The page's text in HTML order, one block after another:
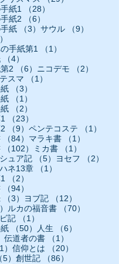
紙1
（28）
紙2
（6）
紙
（3） 3件の記事
サウル （9）
手紙第1
（1）
（4）
2
（6） 6件の記事
ニコデモ （2）
記事
スマ （1）
（3）
（1）
（2）
（23）
（9） 9件の記事
ペンテコステ （1）
（84） 84件の記事
マラキ書 （1）
（102） 102件の記事
ミカ書 （1）
の記事
ュア記 （5） 5件の記事
ヨセフ （2）
の記事
ネ13章 （1）
（2）
（94）
（3） 3件の記事
ヨブ記 （12）
8件の記事
ルカの福音書 （70）
の記事
記 （1）
（50） 50件の記事
人生 （6）
10件の記事
伝道者の書 （1）
） 31件の記事
信仰とは （20）
（5） 5件の記事
創世記 （86）